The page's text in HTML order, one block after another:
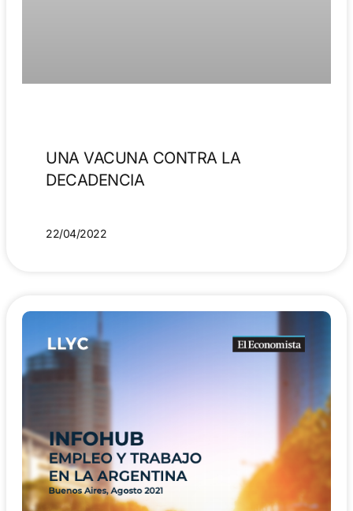
UNA VACUNA CONTRA LA
DECADENCIA
22/04/2022